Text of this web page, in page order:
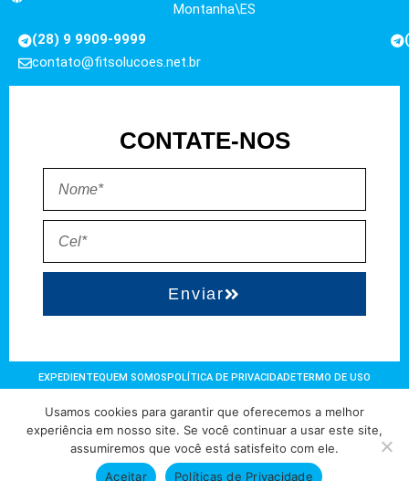
Montanha\ES
(28) 9 9909-9999
contato@fitsolucoes.net.br
CONTATE-NOS
Enviar
EXPEDIENTEQUEM SOMOS POLÍTICA DE PRIVACIDADETERMO DE USO
Direitos reservados à FIT Soluções = Atualizado pelo Consórcio de
Agências: Kriativuz – Philadelphia – AGS2 = Hospedado em
Usamos cookies para garantir que oferecemos a melhor
experiência em nosso site. Se você continuar a usar este site,
assumiremos que você está satisfeito com ele.
Aceitar
Políticas de Privacidade